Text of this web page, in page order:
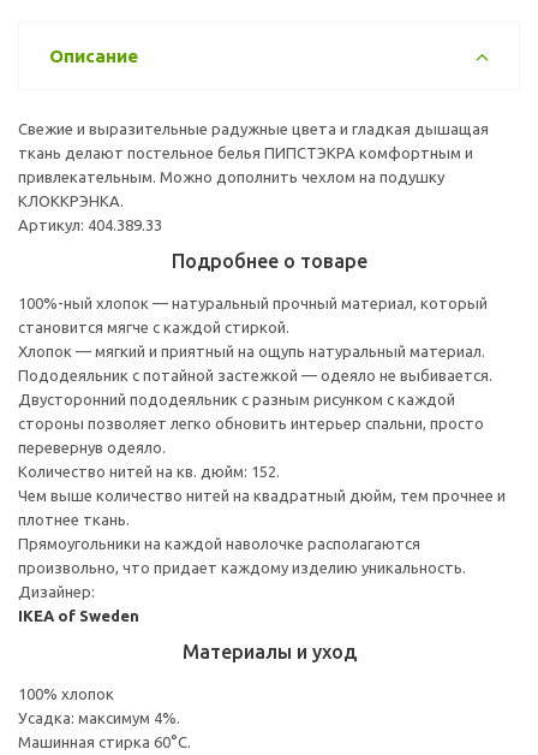
Описание
Свежие и выразительные радужные цвета и гладкая дышащая
ткань делают постельное белья ПИПСТЭКРА комфортным и
привлекательным. Можно дополнить чехлом на подушку
КЛОККРЭНКА.
Артикул: 404.389.33
Подробнее о товаре
100%-ный хлопок — натуральный прочный материал, который
становится мягче с каждой стиркой.
Хлопок — мягкий и приятный на ощупь натуральный материал.
Пододеяльник с потайной застежкой — одеяло не выбивается.
Двусторонний пододеяльник с разным рисунком с каждой
стороны позволяет легко обновить интерьер спальни, просто
перевернув одеяло.
Количество нитей на кв. дюйм: 152.
Чем выше количество нитей на квадратный дюйм, тем прочнее и
плотнее ткань.
Прямоугольники на каждой наволочке располагаются
произвольно, что придает каждому изделию уникальность.
Дизайнер:
IKEA of Sweden
Материалы и уход
100% хлопок
Усадка: максимум 4%.
Машинная стирка 60°С.